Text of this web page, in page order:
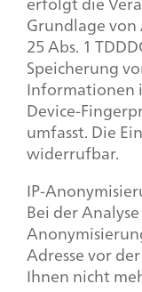
Grundlage von
25 Abs. 1
Speicherung
Informationen
Device-
umfasst. Die
widerrufbar.
IP-
Bei der
Adresse vor
Ihnen nicht